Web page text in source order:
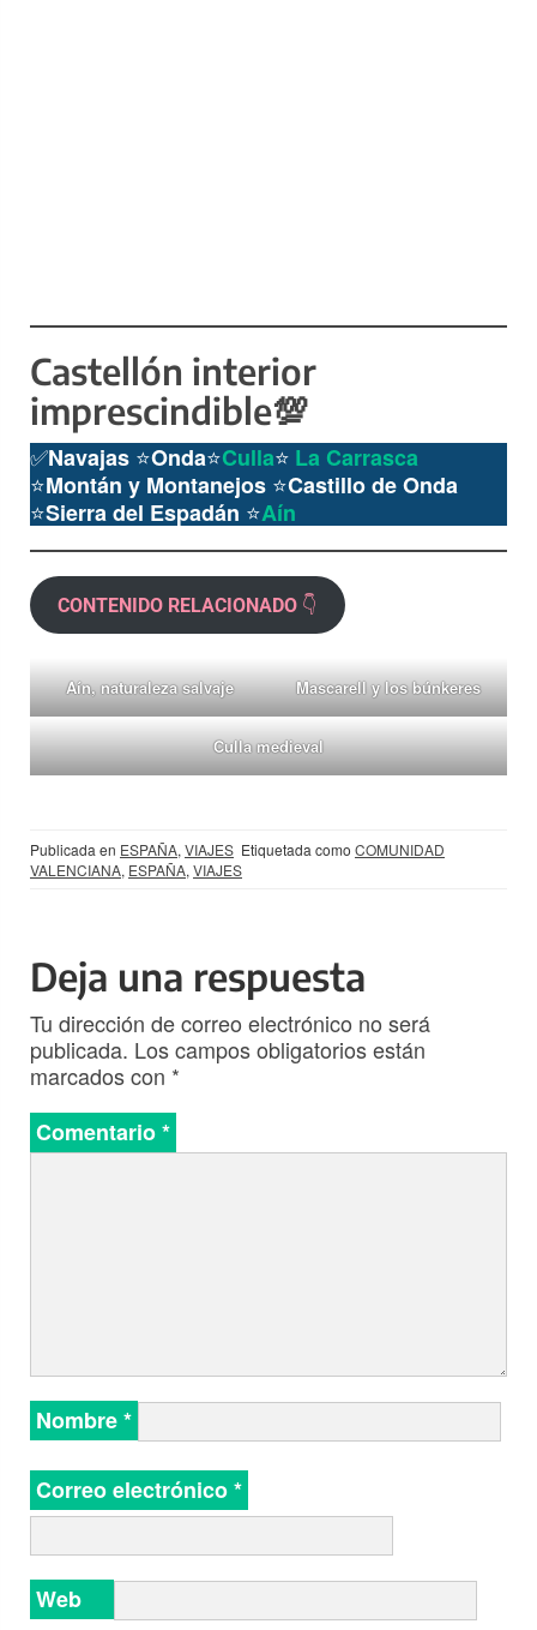
Castellón interior
imprescindible💯
✅Navajas ⭐️Onda⭐️Culla⭐️ La Carrasca
⭐️Montán y Montanejos ⭐️Castillo de Onda
⭐️Sierra del Espadán ⭐️Aín
CONTENIDO RELACIONADO 👇
Aín, naturaleza salvaje Mascarell y los búnkeres
Culla medieval
Publicada en ESPAÑA, VIAJES Etiquetada como COMUNIDAD
VALENCIANA, ESPAÑA, VIAJES
Deja una respuesta
Tu dirección de correo electrónico no será
publicada. Los campos obligatorios están
marcados con *
Comentario*
Nombre*
Correo electrónico*
Web